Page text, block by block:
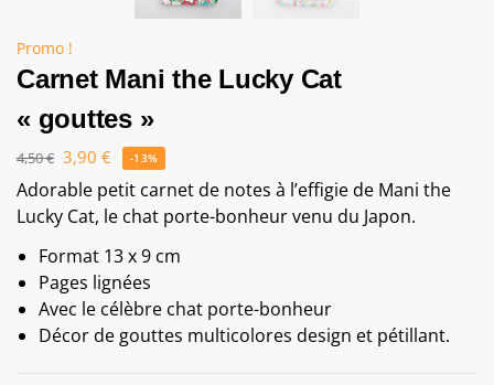
Promo !
Carnet Mani the Lucky Cat
« gouttes »
4,50€ 3,90 € -13%
Adorable petit carnet de notes à l’effigie de Mani the
Lucky Cat, le chat porte-bonheur venu du Japon.
Format 13 x 9 cm
Pages lignées
Avec le célèbre chat porte-bonheur
Décor de gouttes multicolores design et pétillant.